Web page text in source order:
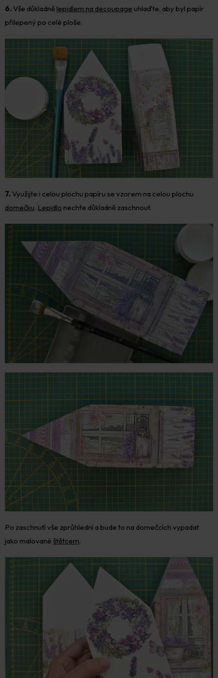
6. Vše důkladně lepidlem na decoupage uhlaďte, aby byl papír
přilepený po celé ploše.
7. Využijte i celou plochu papíru se vzorem na celou plochu
domečku. Lepidlo nechte důkladně zaschnout.
Po zaschnutí vše zprůhlední a bude to na domečcích vypadat
jako malované štětcem.